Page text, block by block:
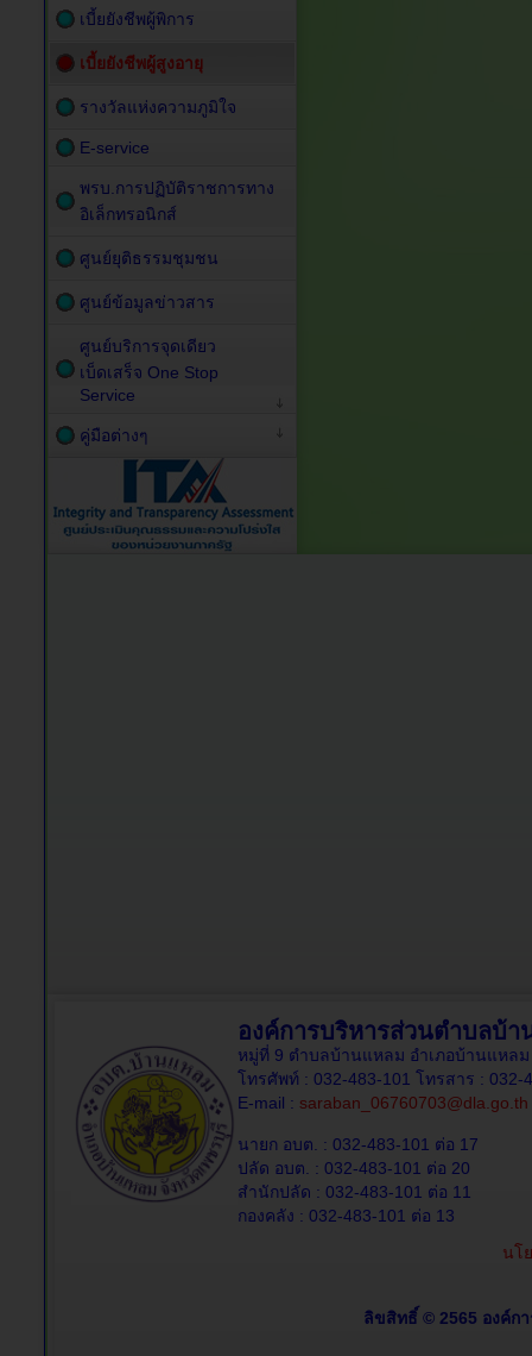
เบี้ยยังชีพผู้พิการ
เบี้ยยังชีพผู้สูงอายุ
รางวัลแห่งความภูมิใจ
E-service
พรบ.การปฏิบัติราชการทาง
อิเล็กทรอนิกส์
ศูนย์ยุติธรรมชุมชน
ศูนย์ข้อมูลข่าวสาร
ศูนย์บริการจุดเดียว
เบ็ดเสร็จ One Stop
Service
คู่มือต่างๆ
องค์การบริหารส่วนตำบลบ้า
หมู่ที่ 9 ตำบลบ้านแหลม อำเภอบ้านแหลม
โทรศัพท์ : 032-483-101 โทรสาร : 032-
E-mail : saraban_06760703@dla.go.th
นายก อบต. : 032-483-101 ต่อ 17
ปลัด อบต. : 032-483-101 ต่อ 20
สำนักปลัด : 032-483-101 ต่อ 11
กองคลัง : 032-483-101 ต่อ 13
นโ
ลิขสิทธิ์ © 2565 องค์ก